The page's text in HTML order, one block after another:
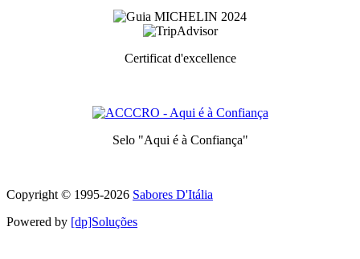
Certificat d'excellence
Selo "Aqui é à Confiança"
Copyright © 1995-2026 Sabores D'Itália
Powered by [dp]Soluções